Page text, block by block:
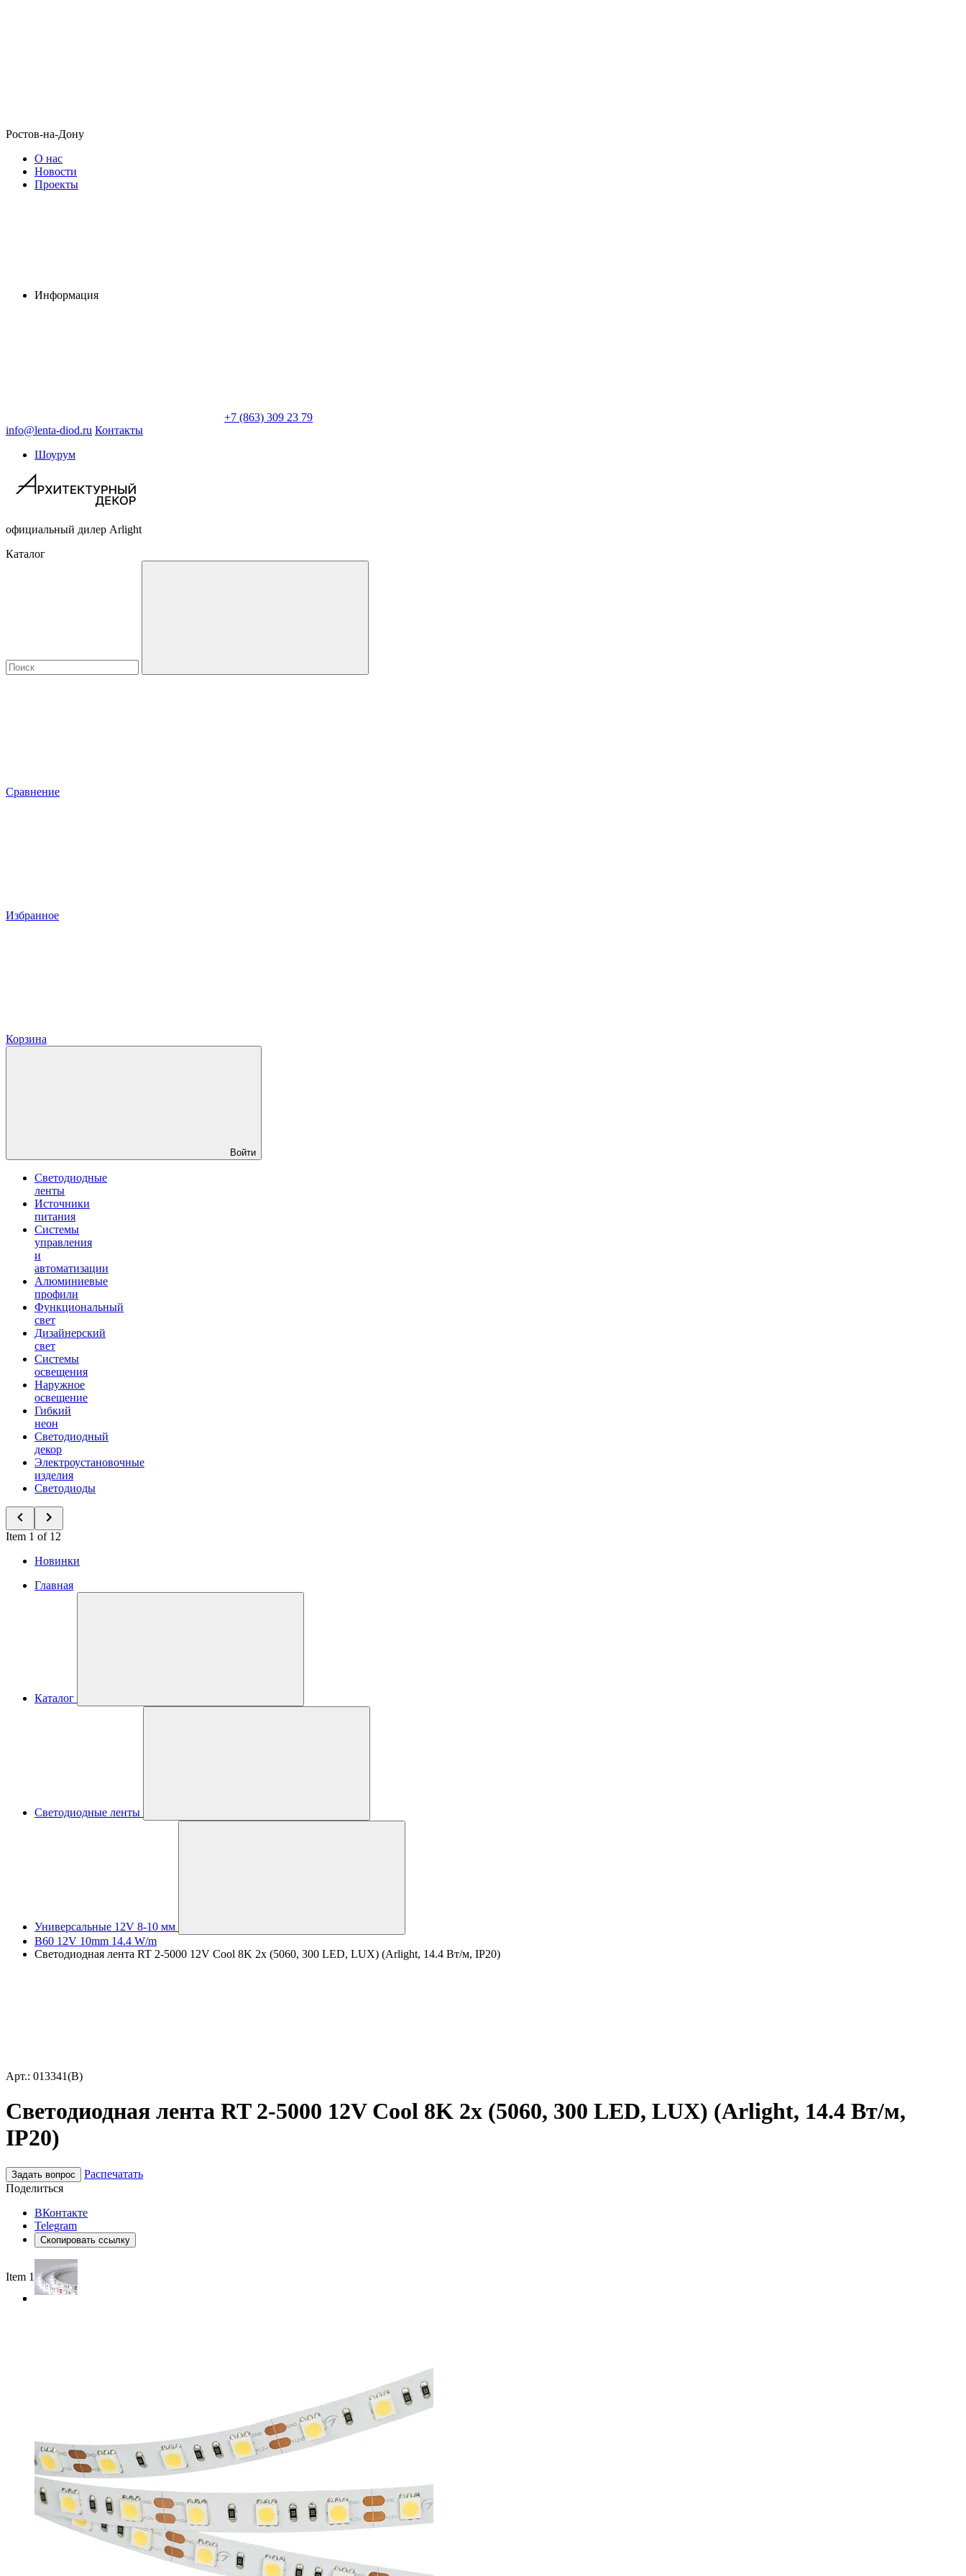
Ростов-на-Дону
О нас
Новости
Проекты
Информация
+7 (863) 309 23 79
info@lenta-diod.ru Контакты
Шоурум
официальный дилер Arlight
Каталог
Сравнение
Избранное
Корзина
Войти
Светодиодные
ленты
Источники
питания
Системы
управления
и
автоматизации
Алюминиевые
профили
Функциональный
свет
Дизайнерский
свет
Системы
освещения
Наружное
освещение
Гибкий
неон
Светодиодный
декор
Электроустановочные
изделия
Светодиоды
Item 1 of 12
Новинки
Главная
Каталог
Светодиодные ленты
Универсальные 12V 8-10 мм
B60 12V 10mm 14.4 W/m
Светодиодная лента RT 2-5000 12V Cool 8K 2x (5060, 300 LED, LUX) (Arlight, 14.4 Вт/м, IP20)
Арт.: 013341(B)
Светодиодная лента RT 2-5000 12V Cool 8K 2x (5060, 300 LED, LUX) (Arlight, 14.4 Вт/м,
IP20)
Задать вопрос
Распечатать
Поделиться
ВКонтакте
Telegram
Скопировать ссылку
Item 1 of 5